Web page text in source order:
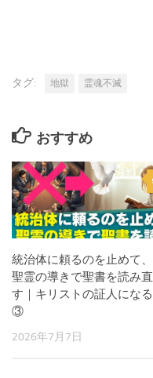
タグ: 地獄 霊魂不滅
おすすめ
統治体に頼るのを止めて、
聖霊の導きで聖書を読み直
す｜キリストの証人になる
③
2026年7月7日